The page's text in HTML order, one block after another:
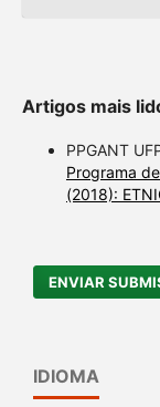
Artigos mais
PPGANT
Programa
(2018):
ENVIAR
IDIOMA